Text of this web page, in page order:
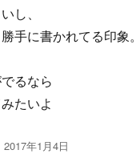
し、
手に書かれてる印象。
るなら
たいよ
投
2017年1月4日